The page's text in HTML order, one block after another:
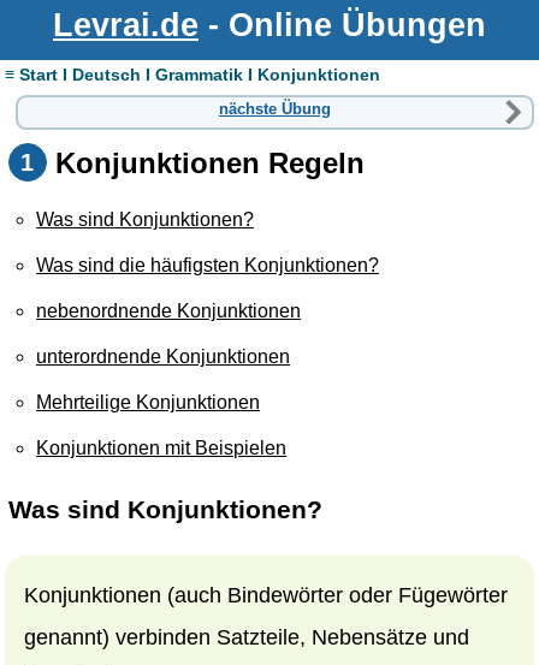
Levrai.de - Online Übungen
≡ Start I Deutsch I Grammatik I Konjunktionen
nächste Übung
1 Konjunktionen Regeln
Was sind Konjunktionen?
Was sind die häufigsten Konjunktionen?
nebenordnende Konjunktionen
unterordnende Konjunktionen
Mehrteilige Konjunktionen
Konjunktionen mit Beispielen
Was sind Konjunktionen?
Konjunktionen (auch Bindewörter oder Fügewörter
genannt) verbinden Satzteile, Nebensätze und